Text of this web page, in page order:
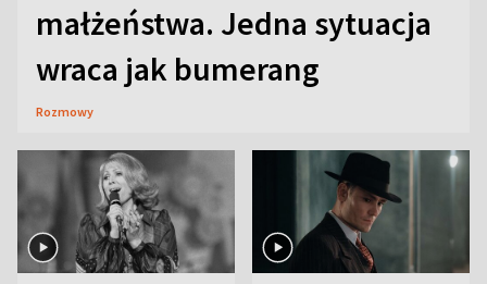
małżeństwa. Jedna sytuacja
wraca jak bumerang
Rozmowy